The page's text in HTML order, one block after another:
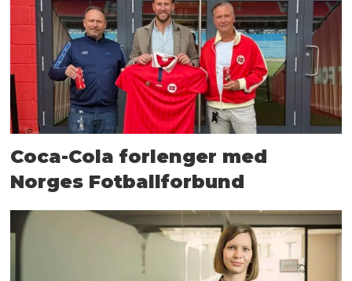
Coca-Cola forlenger med
Norges Fotballforbund